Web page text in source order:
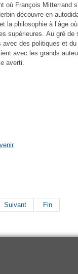
où François Mitterrand
découvre en
la philosophie à l’âge
supérieures. Au gré de
avec des politiques et
avec les grands
averti.
Suivant Fin